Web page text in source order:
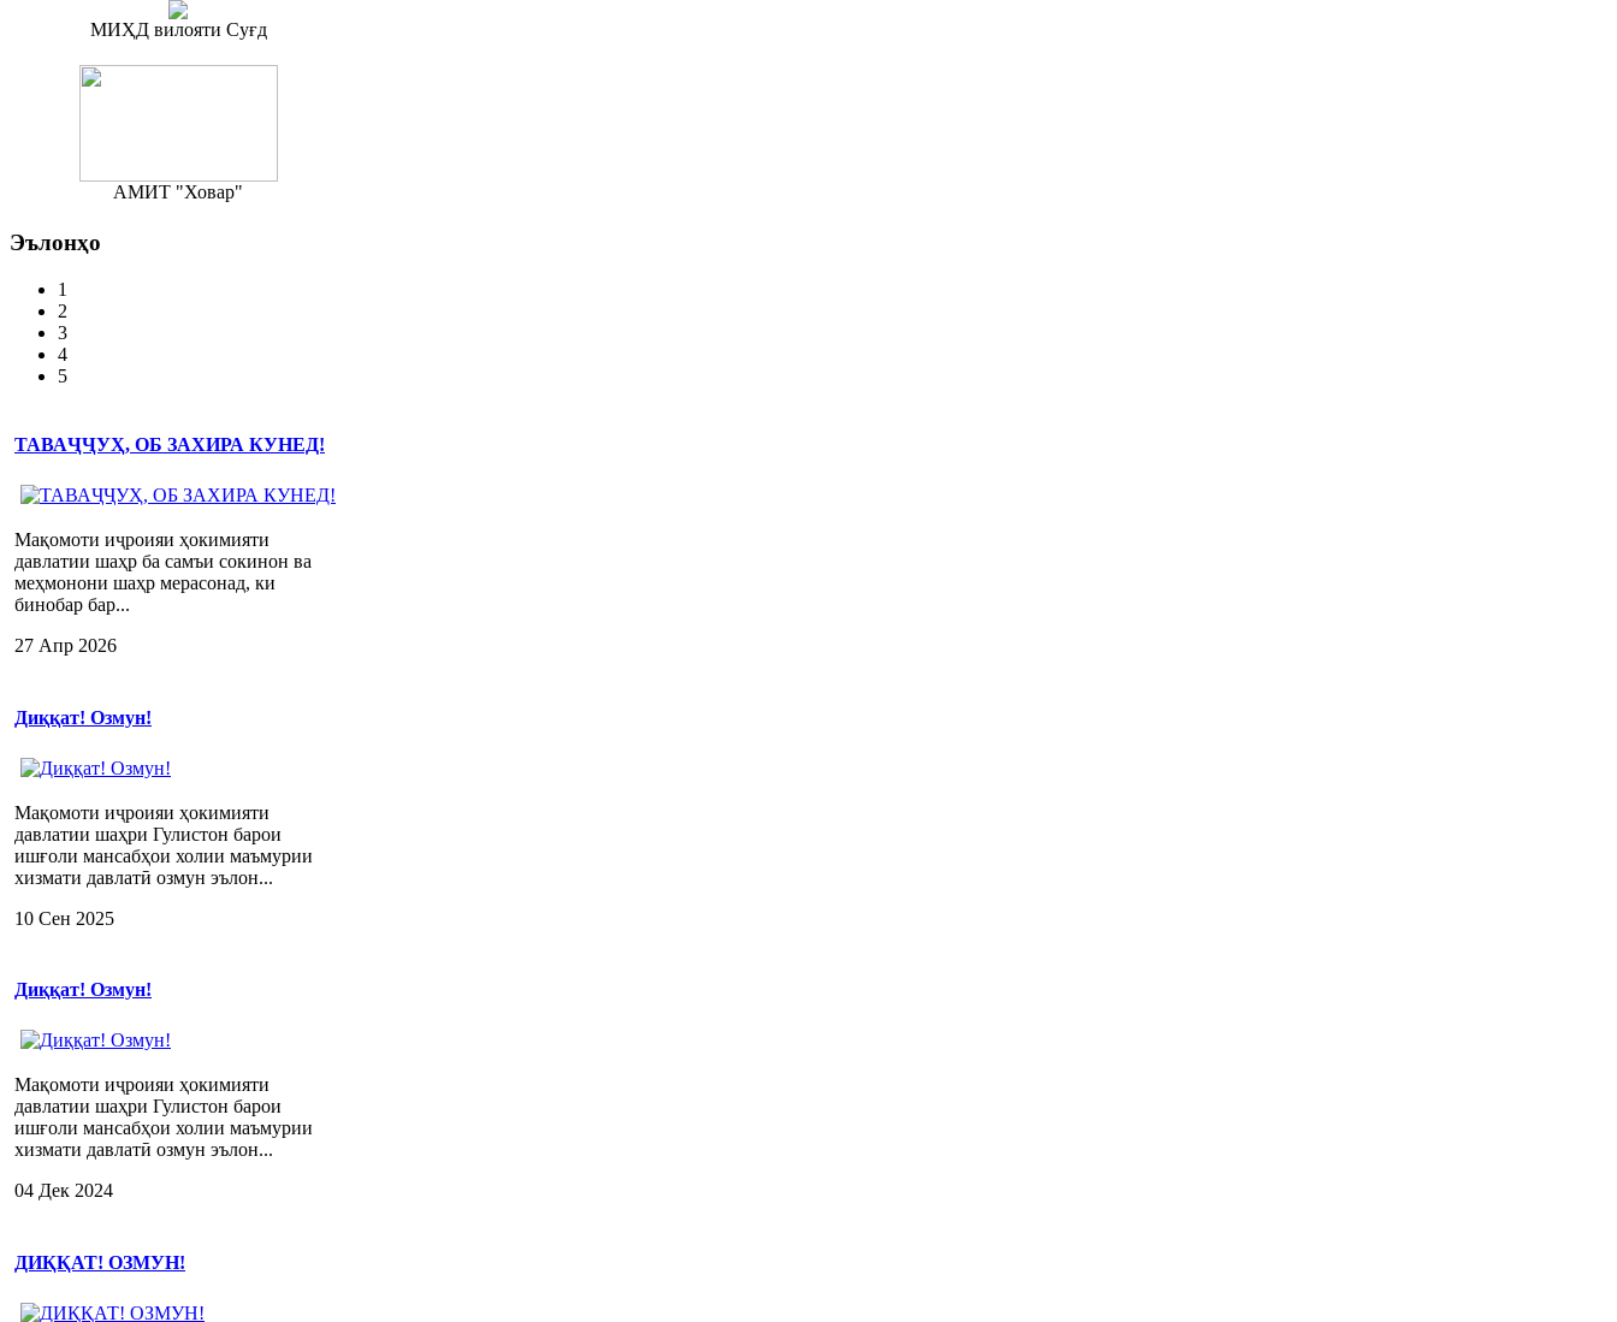
МИҲД вилояти Суғд
АМИТ "Ховар"
Эълонҳо
1
2
3
4
5
ТАВАҶҶУҲ, ОБ ЗАХИРА КУНЕД!
Мақомоти иҷроияи ҳокимияти
давлатии шаҳр ба самъи сокинон ва
меҳмонони шаҳр мерасонад, ки
бинобар бар...
27 Апр 2026
Диққат! Озмун!
Мақомоти иҷроияи ҳокимияти
давлатии шаҳри Гулистон барои
ишғоли мансабҳои холии маъмурии
хизмати давлатӣ озмун эълон...
10 Сен 2025
Диққат! Озмун!
Мақомоти иҷроияи ҳокимияти
давлатии шаҳри Гулистон барои
ишғоли мансабҳои холии маъмурии
хизмати давлатӣ озмун эълон...
04 Дек 2024
ДИҚҚАТ! ОЗМУН!